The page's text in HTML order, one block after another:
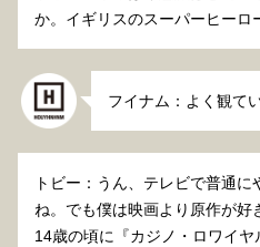
か。イギリスのスーパーヒーロ
フイナム：よく観て
トビー：うん、テレビで普通に
ね。でも僕は映画より原作が好
14歳の頃に『カジノ・ロワイヤ